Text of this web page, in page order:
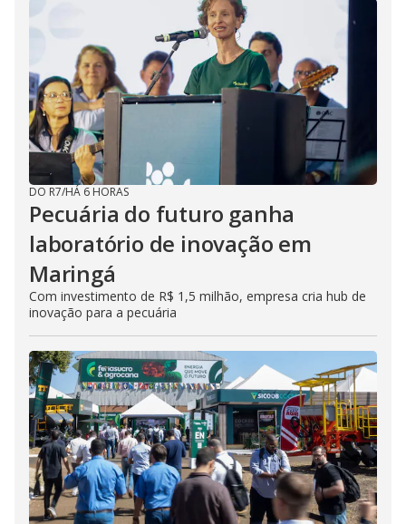
DO R7/HÁ 6 HORAS
Pecuária do futuro ganha
laboratório de inovação em
Maringá
Com investimento de R$ 1,5 milhão, empresa cria hub de
inovação para a pecuária